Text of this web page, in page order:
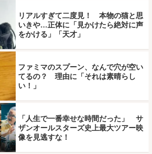
リアルすぎて二度見！ 本物の猫と思
いきや…正体に「見かけたら絶対に声
をかける」「天才」
ファミマのスプーン、なんで穴が空い
てるの？ 理由に「それは素晴らし
い！」
「人生で一番幸せな時間だった」 サ
ザンオールスターズ史上最大ツアー映
像を見逃すな！